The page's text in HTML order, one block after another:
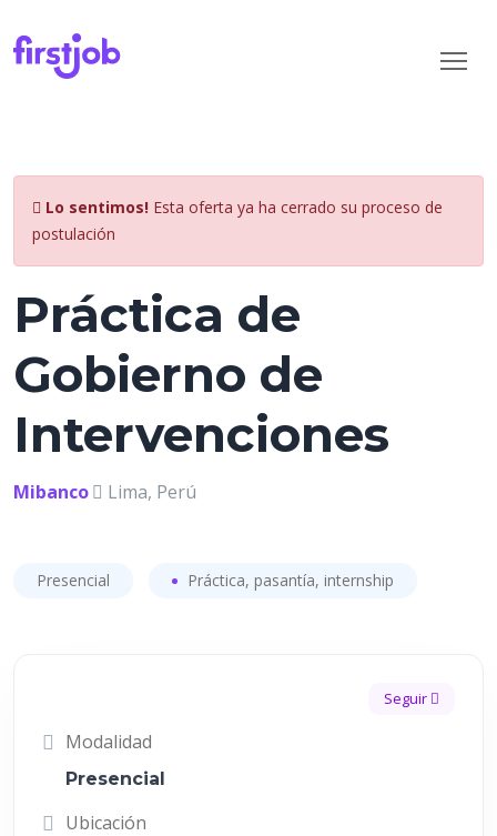
Lo sentimos! Esta oferta ya ha cerrado su proceso de
postulación
Práctica de
Gobierno de
Intervenciones
Mibanco Lima, Perú
Presencial Práctica, pasantía, internship
Seguir
Modalidad
Presencial
Ubicación